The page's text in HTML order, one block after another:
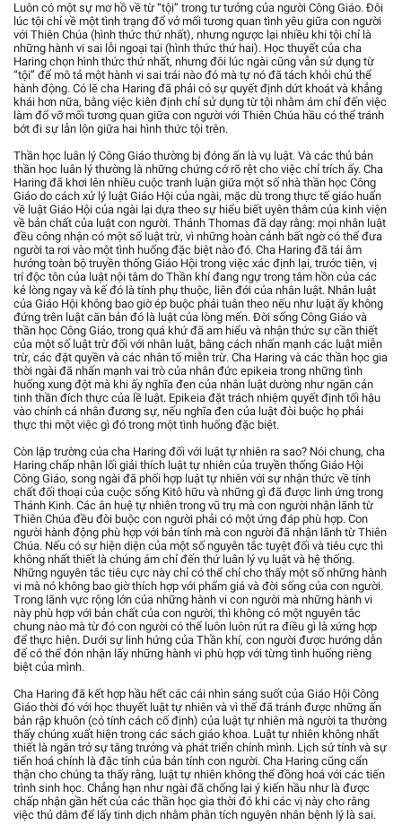
Luôn có một sự mơ hồ về từ “tội” trong tư tưởng của người Công Giáo. Đôi
lúc tội chỉ về một tình trạng đổ vở mối tương quan tình yêu giữa con người
với Thiên Chúa (hình thức thứ nhất), nhưng ngược lại nhiều khi tội chỉ là
những hành vi sai lỗi ngoại tại (hình thức thứ hai). Học thuyết của cha
Haring chọn hình thức thứ nhất, nhưng đôi lúc ngài cũng vẫn sử dụng từ
“tội” để mô tả một hành vi sai trái nào đó mà tự nó đã tách khỏi chủ thể
hành động. Có lẽ cha Haring đã phải có sự quyết định dứt khoát và khẳng
khái hơn nữa, bằng việc kiên định chỉ sử dụng từ tội nhằm ám chỉ đến việc
làm đổ vỡ mối tương quan giữa con người với Thiên Chúa hầu có thể tránh
bớt đi sự lẫn lộn giữa hai hình thức tội trên.
Thần học luân lý Công Giáo thường bị đóng ấn là vụ luật. Và các thủ bản
thần học luân lý thường là những chứng cớ rõ rệt cho việc chỉ trích ấy. Cha
Haring đã khơi lên nhiều cuộc tranh luận giữa một số nhà thần học Công
Giáo do cách xử lý luật Giáo Hội của ngài, mặc dù trong thực tế giáo huấn
về luật Giáo Hội của ngài lại dựa theo sự hiểu biết uyên thâm của kinh viện
về bản chất của luật con người. Thánh Thomas đã dạy rằng: mọi nhân luật
đều công nhận có một số luật trừ, vì những hoàn cảnh bất ngờ có thể đưa
người ta rơi vào một tình huống đặc biệt nào đó. Cha Haring đã tái âm
hưởng toàn bộ truyền thống Giáo Hội trong việc xác định lại, trước tiên, vị
trí độc tôn của luật nội tâm do Thần khí đang ngự trong tâm hồn của các
kẻ lòng ngay và kế đó là tính phụ thuộc, liên đới của nhân luật. Nhân luật
của Giáo Hội không bao giờ ép buộc phải tuân theo nếu như luật ấy không
đứng trên luật căn bản đó là luật của lòng mến. Đời sống Công Giáo và
thần học Công Giáo, trong quá khứ đã am hiểu và nhận thức sự cần thiết
của một số luật trừ đối với nhân luật, bằng cách nhấn mạnh các luật miễn
trừ, các đặt quyền và các nhân tố miễn trừ. Cha Haring và các thần học gia
thời ngài đã nhấn mạnh vai trò của nhân đức epikeia trong những tình
huống xung đột mà khi ấy nghĩa đen của nhân luật dường như ngăn cản
tinh thần đích thực của lề luật. Epikeia đặt trách nhiệm quyết định tối hậu
vào chính cá nhân đương sự, nếu nghĩa đen của luật đòi buộc họ phải
thực thi một việc gì đó trong một tình huống đặc biệt.
Còn lập trường của cha Haring đối với luật tự nhiên ra sao? Nói chung, cha
Haring chấp nhận lối giải thích luật tự nhiên của truyền thống Giáo Hội
Công Giáo, song ngài đã phối hợp luật tự nhiên với sự nhận thức về tính
chất đối thoại của cuộc sống Kitô hữu và những gì đã được linh ứng trong
Thánh Kinh. Các ân huệ tự nhiên trong vũ trụ mà con người nhận lãnh từ
Thiên Chúa đều đòi buộc con người phải có một ứng đáp phù hợp. Con
người hành động phù hợp với bản tính mà con người đã nhận lãnh từ Thiên
Chúa. Nếu có sự hiện diện của một số nguyên tắc tuyệt đối và tiêu cực thì
không nhất thiết là chúng ám chỉ đến thứ luân lý vụ luật và hệ thống.
Những nguyên tắc tiêu cực này chỉ có thể chỉ cho thấy một số những hành
vi mà nó không bao giờ thích hợp với phẩm giá và đời sống của con người.
Trong lãnh vực rộng lớn của những hành vi con người mà những hành vi
này phù hợp với bản chất của con người, thì không có một nguyên tắc
chung nào mà từ đó con người có thể luôn luôn rút ra điều gì là xứng hợp
để thực hiện. Dưới sự linh hứng của Thần khí, con người được hướng dẫn
để có thể đón nhận lấy những hành vi phù hợp với từng tình huống riêng
biệt của mình.
Cha Haring đã kết hợp hầu hết các cái nhìn sáng suốt của Giáo Hội Công
Giáo thời đó với học thuyết luật tự nhiên và vì thế đã tránh được những ấn
bản rập khuôn (có tính cách cố định) của luật tự nhiên mà người ta thường
thấy chúng xuất hiện trong các sách giáo khoa. Luật tự nhiên không nhất
thiết là ngăn trở sự tăng trưởng và phát triển chính mình. Lịch sử tính và sự
tiến hoá chính là đặc tính của bản tính con người. Cha Haring cũng cẩn
thận cho chúng ta thấy rằng, luật tự nhiên không thể đồng hoá với các tiến
trình sinh học. Chẳng hạn như ngài đã chống lại ý kiến hầu như là được
chấp nhận gần hết của các thần học gia thời đó khi các vị này cho rằng
việc thủ dâm để lấy tinh dịch nhằm phân tích nguyên nhân bệnh lý là sai.